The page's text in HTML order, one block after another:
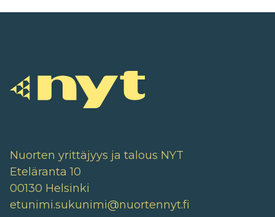
Nuorten yrittäjyys ja talous NYT
Eteläranta 10
00130 Helsinki
etunimi.sukunimi@nuortennyt.fi